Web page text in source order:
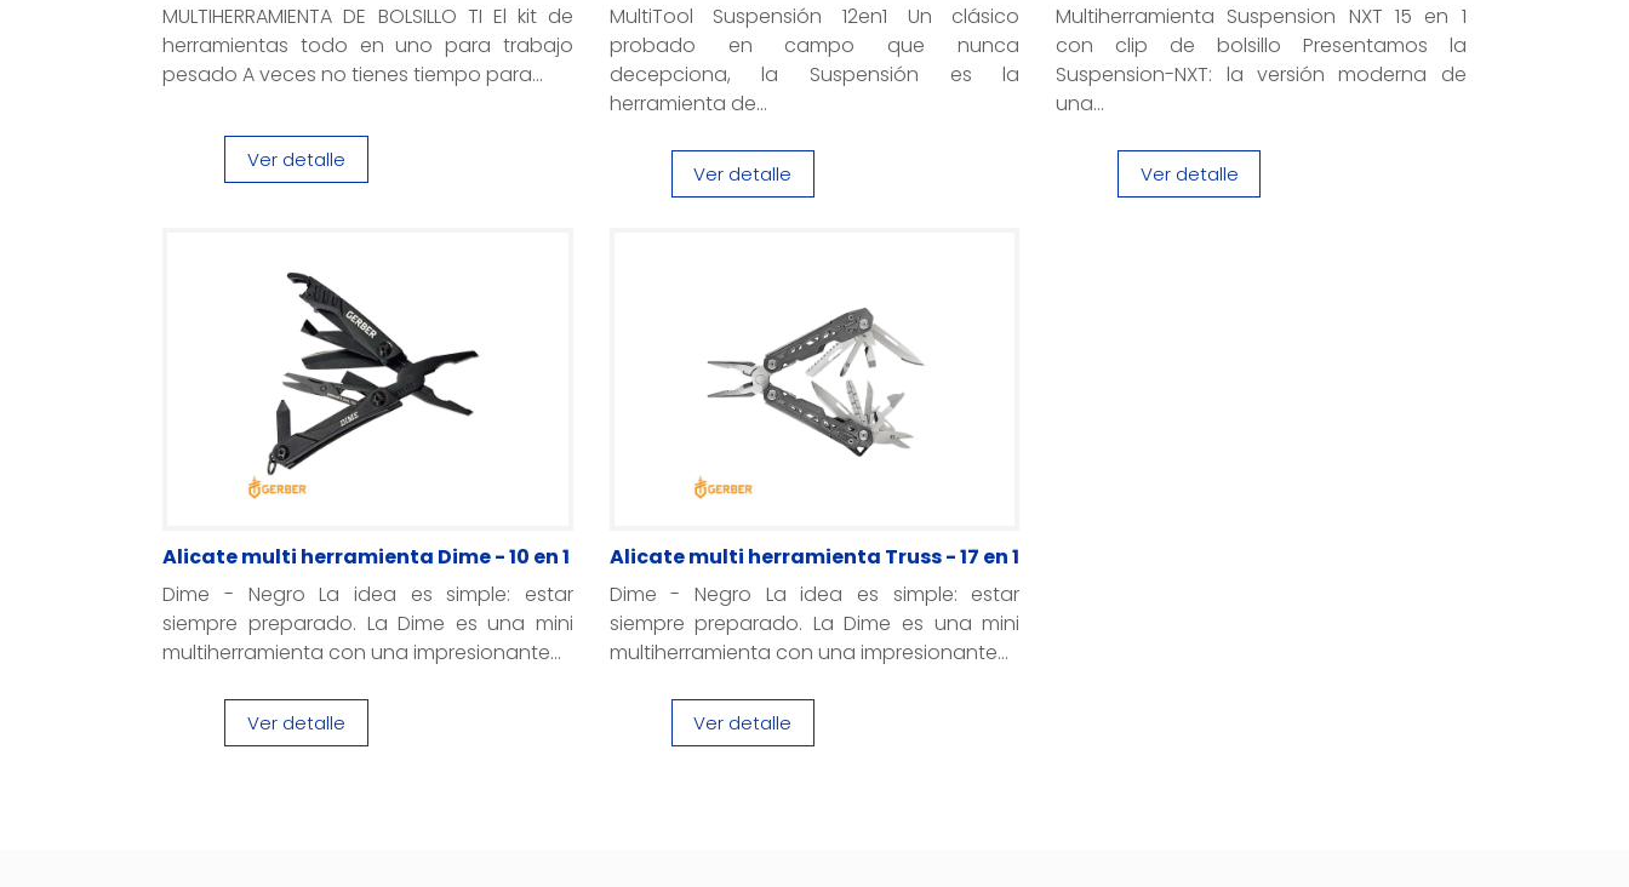
MULTIHERRAMIENTA DE BOLSILLO TI El kit de
herramientas todo en uno para trabajo
pesado A veces no tienes tiempo para...
Ver detalle
MultiTool Suspensión 12en1 Un clásico
probado en campo que nunca
decepciona, la Suspensión es la
herramienta de...
Ver detalle
Multiherramienta Suspension NXT 15 en 1
con clip de bolsillo Presentamos la
Suspension-NXT: la versión moderna de
una...
Ver detalle
Alicate multi herramienta Dime - 10 en 1
Dime - Negro La idea es simple: estar
siempre preparado. La Dime es una mini
multiherramienta con una impresionante...
Ver detalle
Alicate multi herramienta Truss - 17 en 1
Dime - Negro La idea es simple: estar
siempre preparado. La Dime es una mini
multiherramienta con una impresionante...
Ver detalle